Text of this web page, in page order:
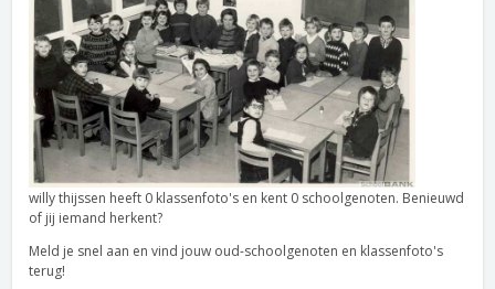
willy thijssen heeft 0 klassenfoto's en kent 0 schoolgenoten. Benieuwd
of jij iemand herkent?
Meld je snel aan en vind jouw oud-schoolgenoten en klassenfoto's
terug!